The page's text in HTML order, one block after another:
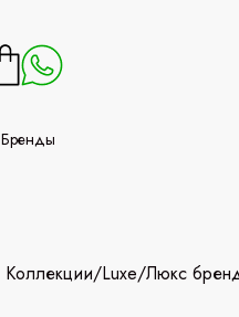
Бренды
Коллекции/Luxe/Люкс